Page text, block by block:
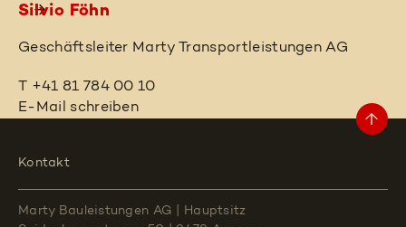
Silvio Föhn
Geschäftsleiter Marty Transportleistungen AG
T +41 81 784 00 10
E-Mail schreiben
Kontakt
Marty Bauleistungen AG
Hauptsitz